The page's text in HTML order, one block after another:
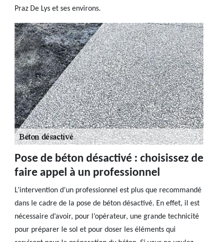
Praz De Lys et ses environs.
Pose de béton désactivé : choisissez de
faire appel à un professionnel
L’intervention d’un professionnel est plus que recommandé
dans le cadre de la pose de béton désactivé. En effet, il est
nécessaire d’avoir, pour l’opérateur, une grande technicité
pour préparer le sol et pour doser les éléments qui